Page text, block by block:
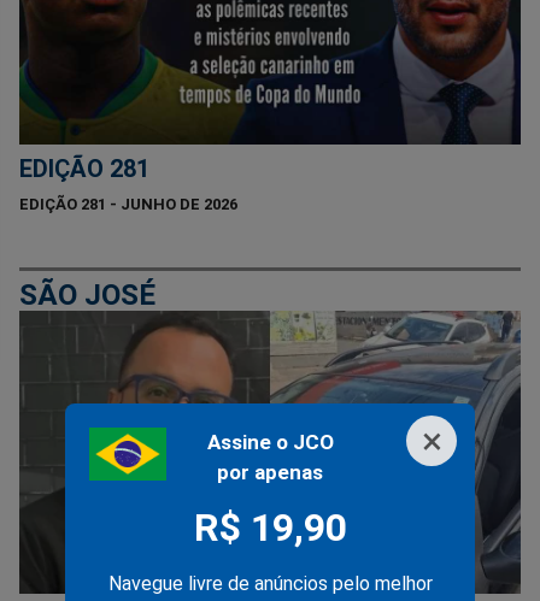
×
Assine o JCO
por apenas
R$ 19,90
Navegue livre de anúncios pelo melhor
EDIÇÃO 281
EDIÇÃO 281 - JUNHO DE 2026
SÃO JOSÉ